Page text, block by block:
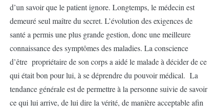
d’un savoir que le patient ignore. Longtemps, le médecin est
demeuré seul maître du secret. L’évolution des exigences de
santé a permis une plus grande gestion, donc une meilleure
connaissance des symptômes des maladies. La conscience
d’être propriétaire de son corps a aidé le malade à décider de ce
qui était bon pour lui, à se déprendre du pouvoir médical. La
tendance générale est de permettre à la personne suivie de savoir
ce qui lui arrive, de lui dire la vérité, de manière acceptable afin